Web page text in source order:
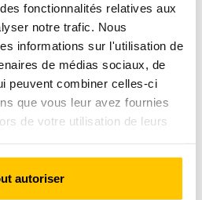
fonctionnalités relatives aux
notre trafic. Nous
informations sur l'utilisation de
de médias sociaux, de
peuvent combiner celles-ci
que vous leur avez fournies
de votre utilisation de leurs
autoriser